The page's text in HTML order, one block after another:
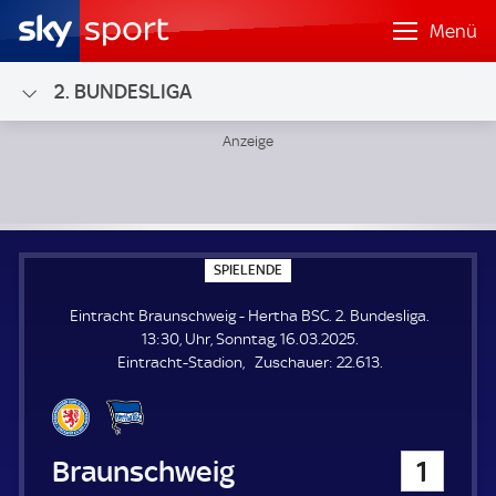
Menü
2. BUNDESLIGA
SPIELENDE
P
E
L
E
N
Eintracht Braunschweig - Hertha BSC. 2. Bundesliga.
13:30, Uhr, Sonntag, 16.03.2025.
Eintracht-Stadion
Zuschauer: Z
22.613.
Eintracht Braunschweig 1